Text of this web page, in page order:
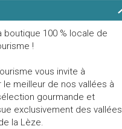
boutique 100 % locale de
!
vous invite à
le meilleur de nos vallées à
gourmande et
exclusivement des vallées
la Lèze.